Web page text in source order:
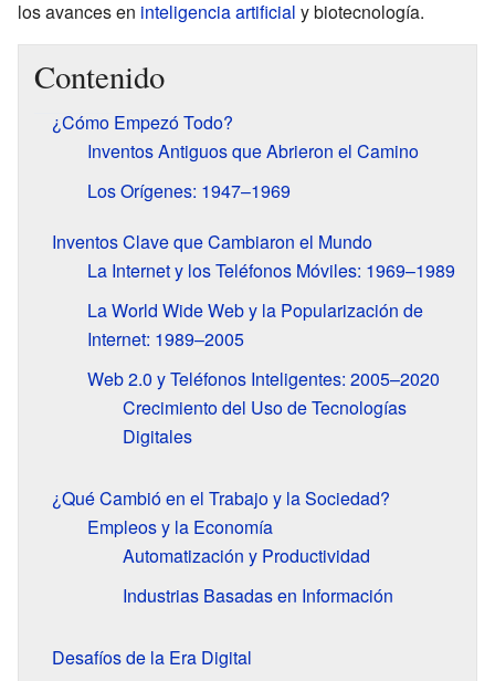
los avances en inteligencia artificial y biotecnología.
Contenido
¿Cómo Empezó Todo?
Inventos Antiguos que Abrieron el Camino
Los Orígenes: 1947–1969
Inventos Clave que Cambiaron el Mundo
La Internet y los Teléfonos Móviles: 1969–1989
La World Wide Web y la Popularización de
Internet: 1989–2005
Web 2.0 y Teléfonos Inteligentes: 2005–2020
Crecimiento del Uso de Tecnologías
Digitales
¿Qué Cambió en el Trabajo y la Sociedad?
Empleos y la Economía
Automatización y Productividad
Industrias Basadas en Información
Desafíos de la Era Digital